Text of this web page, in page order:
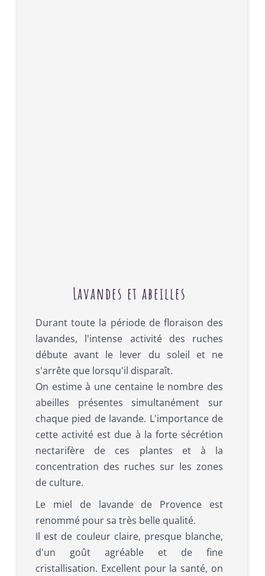
Lavandes et abeilles
Durant toute la période de floraison des
lavandes, l'intense activité des ruches
débute avant le lever du soleil et ne
s'arrête que lorsqu'il disparaît.
On estime à une centaine le nombre des
abeilles présentes simultanément sur
chaque pied de lavande. L'importance de
cette activité est due à la forte sécrétion
nectarifère de ces plantes et à la
concentration des ruches sur les zones
de culture.
Le miel de lavande de Provence est
renommé pour sa très belle qualité.
Il est de couleur claire, presque blanche,
d'un goût agréable et de fine
cristallisation. Excellent pour la santé, on